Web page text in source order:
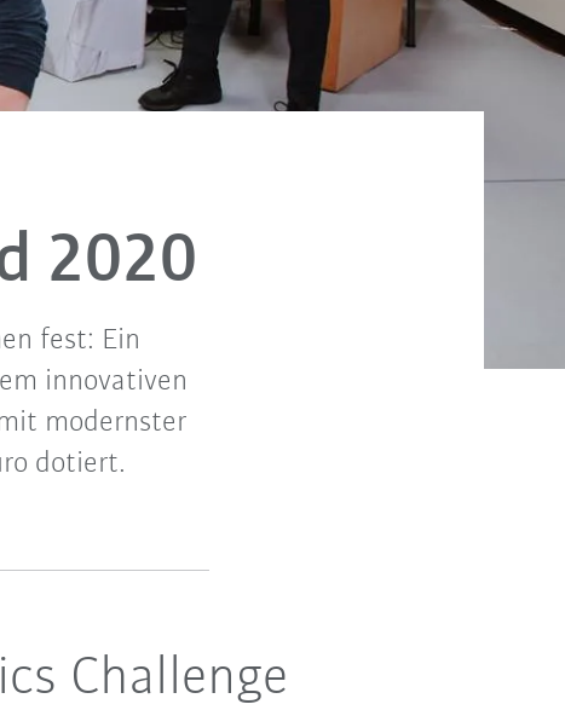
2020
fest: Ein
innovativen
modernster
dotiert.
Challenge